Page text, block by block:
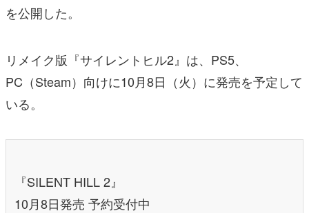
運営：株式会社マレ
を公開した。
リメイク版『サイレントヒル2』は、PS5、
PC（Steam）向けに10月8日（火）に発売を予定して
いる。
『SILENT HILL 2』
10月8日発売 予約受付中